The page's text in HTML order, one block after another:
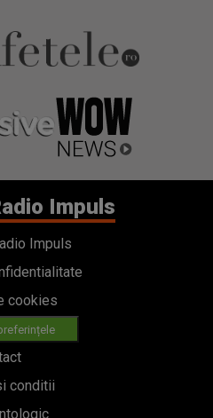
Impuls
Impuls
cookies
conditii